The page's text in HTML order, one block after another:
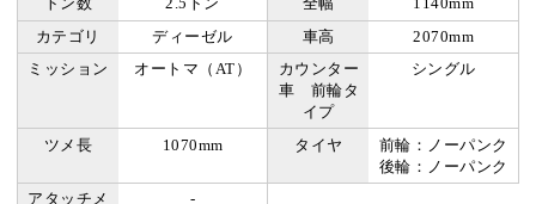
カテゴリ
ディーゼル 車高
2070mm
ミッション
オートマ（AT）
カウンター
車 前輪タ
イプ
シングル
ツメ長 1070mm タイヤ
前輪：ノーパンク
後輪：ノーパンク
アタッチメ
-